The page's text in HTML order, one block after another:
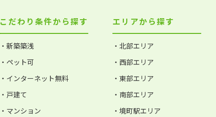
こだわり条件から探す
・新築築浅
・ペット可
・インターネット無料
・戸建て
・マンション
エリアから探す
・北部エリア
・西部エリア
・東部エリア
・南部エリア
・境町駅エリア